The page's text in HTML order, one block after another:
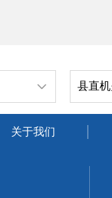
县直
关于我们